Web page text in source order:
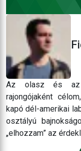
Az olasz és az
rajongójaként
kapó dél-amerikai
osztályú
„elhozzam” az